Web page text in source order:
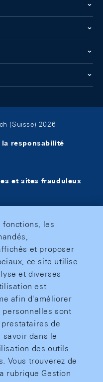
(Suisse) 2026
responsabilité
et sites frauduleux
fonctions, les
et proposer
ce site utilise
et diverses
est
afin d'améliorer
sont
de
savoir dans le
des outils
Vous trouverez de
rubrique Gestion